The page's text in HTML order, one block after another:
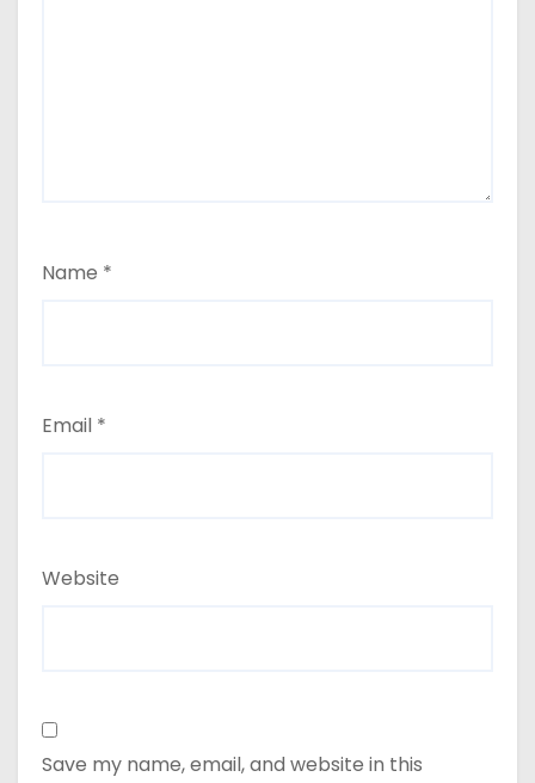
Name *
Email *
Website
Save my name, email, and website in this